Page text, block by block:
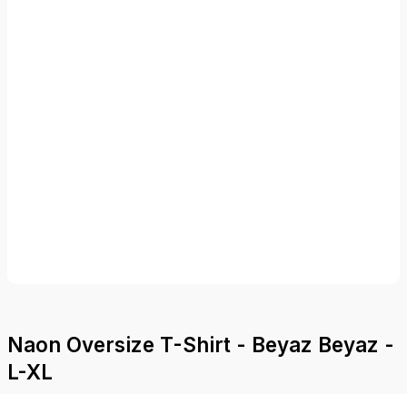
Naon Oversize T-Shirt - Beyaz Beyaz -
L-XL